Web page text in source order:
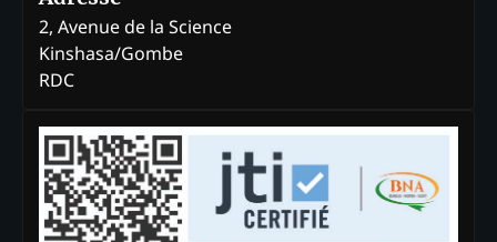
2, Avenue de la Science
Kinshasa/Gombe
RDC